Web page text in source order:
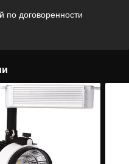
по договоренности